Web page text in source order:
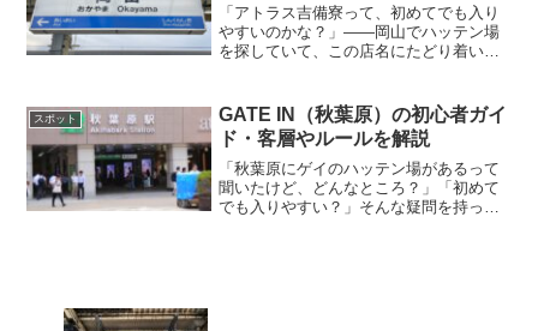
「アトラス吉備寮って、初めてでも入り
やすいのかな？」——岡山でハッテン場
を探していて、この店名にたどり着いた
過ごし方まで、分からないことばかりで
少し緊張しますよね。この...
スポット
GATE IN（秋葉原）の初心者ガイ
ド・客層やルールを解説
「秋葉原にゲイのハッテン場があるって
聞いたけど、どんなところ？」「初めて
でも入りやすい？」そんな疑問を持って